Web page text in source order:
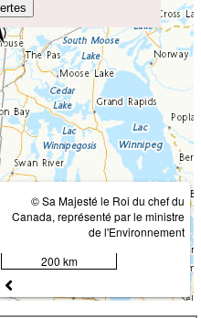
© Sa Majesté le Roi du chef du
Canada, représenté par le ministre
de l'Environnement
200 km